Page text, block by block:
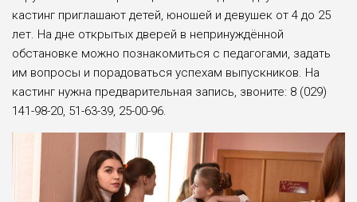
кастинг приглашают детей, юношей и девушек от 4 до 25
лет. На дне открытых две­рей в непринуждённой
обстановке можно позна­комиться с педагогами, задать
им вопросы и порадоваться успехам выпускников. На
кастинг нужна предварительная запись, звоните: 8 (029)
141-98-20, 51-63-39, 25-00-96.